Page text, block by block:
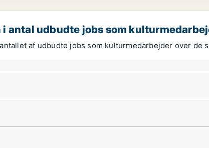
antal udbudte jobs som
af udbudte jobs som kulturmedarbejder over de